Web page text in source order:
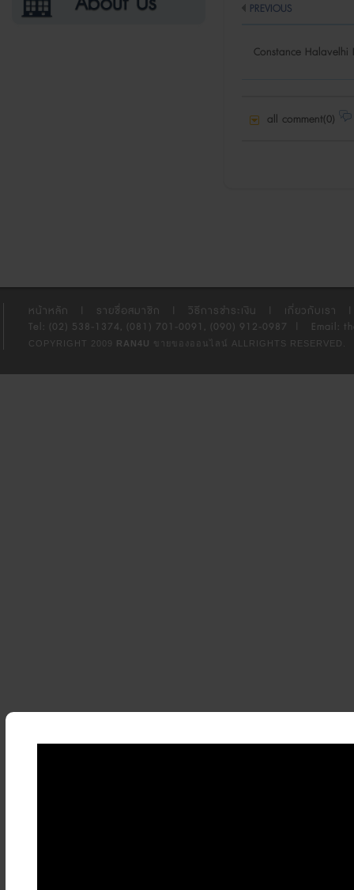
PREVIOUS
Constance Halavelhi
all comment(0)
หน้าหลัก รายชื่อสมาชิก วิธีการชำระเงิน เกี่ยวกับเรา
Tel: (02) 538-1374, (081) 701-0091, (090) 912-0987
Email:
COPYRIGHT 2009 RAN4U ขายของออนไลน์ ALLRIGHTS RESERVED.